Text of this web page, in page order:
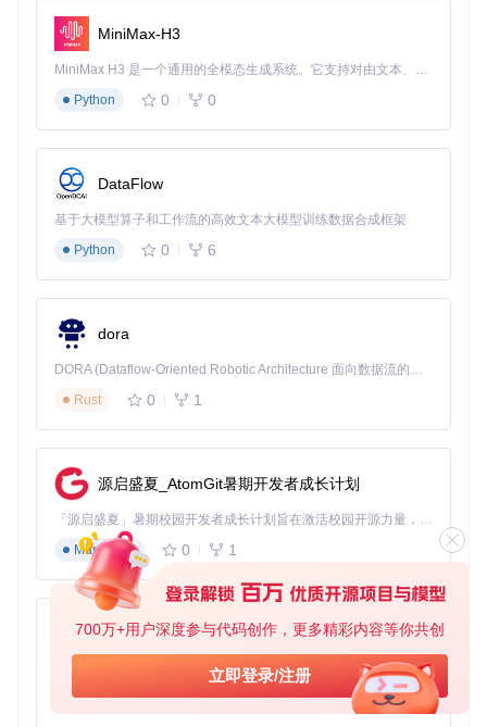
700万+用户深度参与代码创作，更多精彩内容等你共创
立即登录/注册
MiniMax-H3
MiniMax H3 是一个通用的全模态生成系统。它支持对由文本、图像、视频和音频组成的多模态上下文进行统一理解，并能生成分辨率高达 2K、时长可达 15 秒的带原生立体声音频的视频。得益于面向任务泛化的系统设计，H3 在预训练阶段就已具备广泛的多模态上下文理解与生成能力，能够出色地执行复杂的多模态指令。
Python
0 0
DataFlow
基于大模型算子和工作流的高效文本大模型训练数据合成框架
Python
0 6
dora
DORA (Dataflow-Oriented Robotic Architecture 面向数据流的机器人架构) 是为 AI 与具身智能机器人打造的高性能开发框架，以数据流范式重构开发逻辑，原生支持分布式部署与端边云协同 —— 无需复杂适配，即可实现一体端到端具身大小脑、VLA等模型部署，无缝衔接感知、推理、控制全链路，让 AI 能力与机器人动作深度融合。 依托 Rust 内核与零拷贝通信技术，它将具身大小脑、VLA等模型推理、多模态数据融合延迟压缩至微秒级，同时兼容 ROS2 生态与国产 AI 芯片，彻底降低具身智能机器人的开发门槛，让分布式部署下的 AI 赋能创新更高效、更灵活。
Rust
0 1
源启盛夏_AtomGit暑期开发者成长计划
「源启盛夏」暑期校园开发者成长计划旨在激活校园开源力量，通过积分激励、认证扶持、资源倾斜等形式，引导高校组织和开发者完成「入驻 — 建项目 — 做贡献 — 获认证 — 得资源」的完整闭环。无论你是想带领社团入驻平台的组织者，还是希望用代码贡献证明自己的开发者，都能在这里找到属于你的成长路径。
Markdown
0 1
py-xiaozhi
基于Python的Xiaozhi AI，适用于想要完整Xiaozhi体验而无需拥有专用硬件的用户。
Python
0 1